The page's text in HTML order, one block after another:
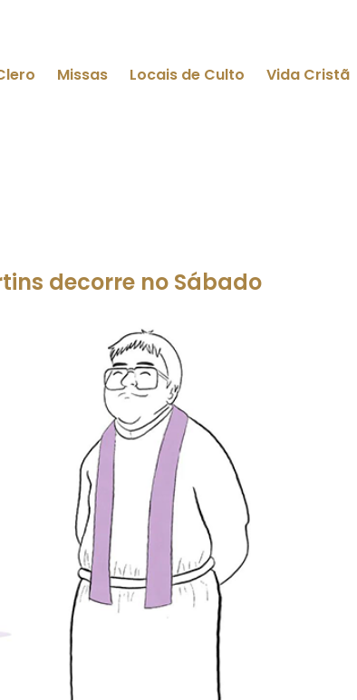
Missas Locais de Culto Vida Cristã
decorre no Sábado